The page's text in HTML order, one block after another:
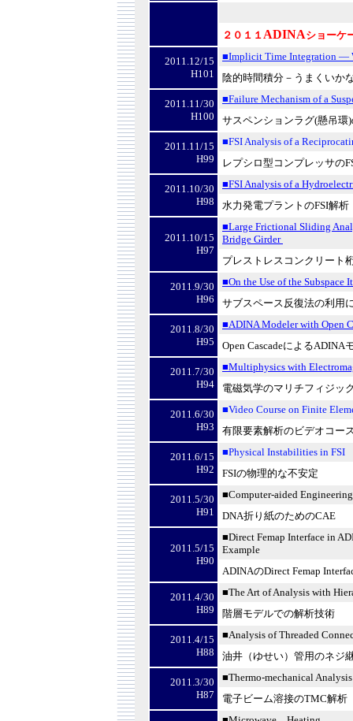
２０１１ ADINAショーケ
2011.12/15
H101
■Implicit Time Integration —
陰的時間積分－うまくいか
2011.11/30
H100
■Failure Mechanism of a
サスペンションラグ(懸吊環)
2011.11/15
H99
■FSI Analysis of a
レプシロ型コンプレッサの
2011.10/30
H98
■FSI Analysis of a
水力発電プラントのFSI解析
2011.10/15
H97
■Large Frictional Sliding
Bridge Girder
プレストレスコンクリート
2011.9/30
H96
■On the Use of the Subspace
サブスペース反復法の利用
2011.8/30
H95
■ADINA Modeler with Open
Open CascadeによるADINA
2011.7/30
H94
■Multiphysics with
電磁気学のマリチフィジッ
2011.6/30
H93
■Video Course on Finite
有限要素解析のビデオコー
2011.6/15
H92
■Physical Instabilities in FSI
FSIの物理的な不安定
2011.5/30
H91
■Computer-aided
DNA折り紙のためのCAE
2011.5/15
H90
■Direct Femap Interface in
Example
ADINAのDirect Femap
2011.4/30
H89
■The Art of Analysis with
階層モデルでの解析技術
2011.4/15
H88
■Analysis of Threaded
油井（ゆせい）管用のネジ
2011.3/30
H87
■Thermo-mechanical
電子ビーム溶接のTMC解析